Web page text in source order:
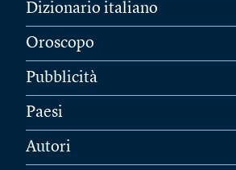
Dizionario italiano
Oroscopo
Pubblicità
Paesi
Autori